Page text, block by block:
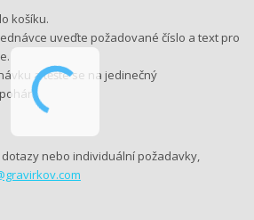
košíku.
uveďte požadované číslo a text pro
a těšte se na jedinečný
nebo individuální požadavky,